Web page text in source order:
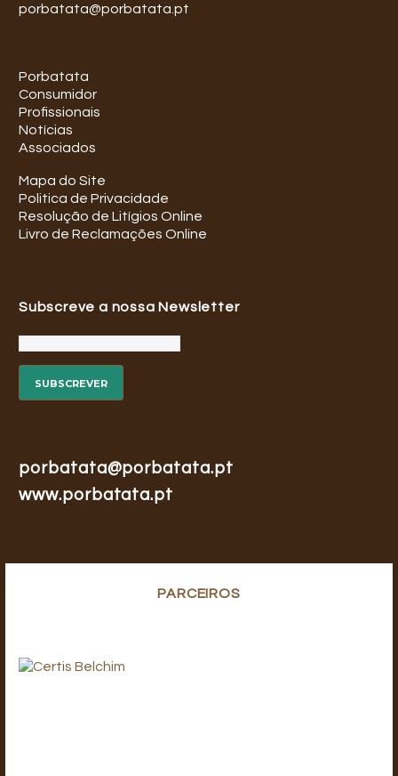
porbatata@porbatata.pt
Porbatata
Consumidor
Profissionais
Notícias
Associados
Mapa do Site
Politica de Privacidade
Resolução de Litígios Online
Livro de Reclamações Online
Subscreve a nossa Newsletter
porbatata@porbatata.pt
www.porbatata.pt
PARCEIROS